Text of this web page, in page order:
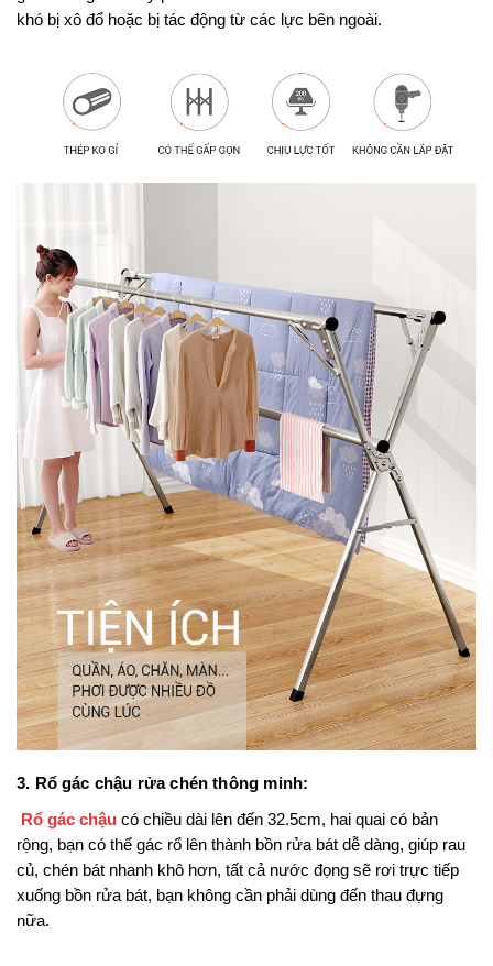
khó bị xô đổ hoặc bị tác động từ các lực bên ngoài.
3. Rổ gác chậu rửa chén thông minh:
Rổ gác chậu có chiều dài lên đến 32.5cm, hai quai có bản
rộng, bạn có thể gác rổ lên thành bồn rửa bát dễ dàng, giúp rau
củ, chén bát nhanh khô hơn, tất cả nước đọng sẽ rơi trực tiếp
xuống bồn rửa bát, bạn không cần phải dùng đến thau đựng
nữa.